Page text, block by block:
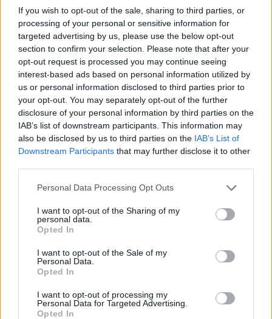
If you wish to opt-out of the sale, sharing to third parties, or
processing of your personal or sensitive information for
targeted advertising by us, please use the below opt-out
section to confirm your selection. Please note that after your
opt-out request is processed you may continue seeing
interest-based ads based on personal information utilized by
us or personal information disclosed to third parties prior to
your opt-out. You may separately opt-out of the further
disclosure of your personal information by third parties on the
IAB’s list of downstream participants. This information may
also be disclosed by us to third parties on the IAB’s List of
Downstream Participants that may further disclose it to other
Please note that this website/app uses one or more Google
not limited to your visit or usage behaviour. You may click to
grant or deny consent to Google and its third-party tags to
use your data for below specified purposes in below Google
consent section.
Personal Data Processing Opt Outs
I want to opt-out of the Sharing of my
personal data.
Opted In
I want to opt-out of the Sale of my
Personal Data.
Opted In
I want to opt-out of processing my
Personal Data for Targeted Advertising.
Opted In